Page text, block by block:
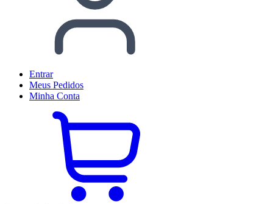
Entrar
Meus Pedidos
Minha Conta